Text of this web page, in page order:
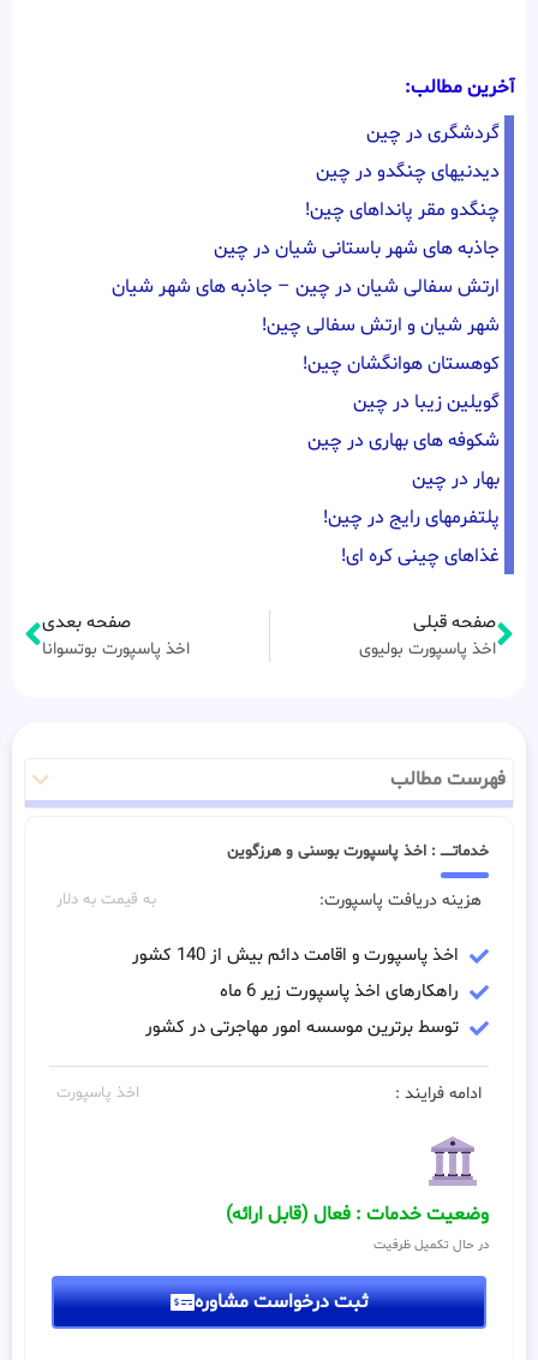
آخرین مطالب:
گردشگری در چین
دیدنیهای چنگدو در چین
چنگدو مقر پانداهای چین!
جاذبه های شهر باستانی شیان در چین
ارتش سفالی شیان در چین – جاذبه های شهر شیان
شهر شیان و ارتش سفالی چین!
کوهستان هوانگشان چین!
گویلین زیبا در چین
شکوفه های بهاری در چین
بهار در چین
پلتفرمهای رایج در چین!
غذاهای چینی کره ای!
صفحه قبلی
اخذ پاسپورت بولیوی
صفحه بعدی
اخذ پاسپورت بوتسوانا
فهرست مطالب
خدماتـــــ : اخذ پاسپورت بوسنی و هرزگوین
هزینه دریافت پاسپورت: به قیمت به دلار
اخذ پاسپورت و اقامت دائم بیش از 140 کشور
راهکارهای اخذ پاسپورت زیر 6 ماه
توسط برترین موسسه امور مهاجرتی در کشور
ادامه فرایند : اخذ پاسپورت
وضعیت خدمات : فعال (قابل ارائه)
در حال تکمیل ظرفیت
ثبت درخواست مشاوره